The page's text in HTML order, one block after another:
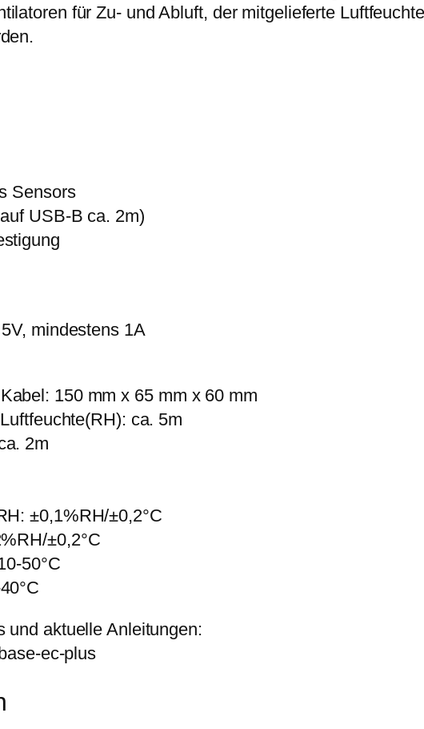
für Zu- und Abluft, der mitgelieferte
Sensors
USB-B ca. 2m)
mindestens 1A
150 mm x 65 mm x 60 mm
ca. 5m
2m
±0,1%RH/±0,2°C
±0,2°C
50°C
und aktuelle Anleitungen:
ec-plus